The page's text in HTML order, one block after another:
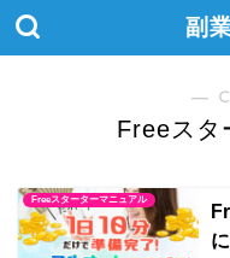
副
―
Freeスタ
Freeスターターマニュアル